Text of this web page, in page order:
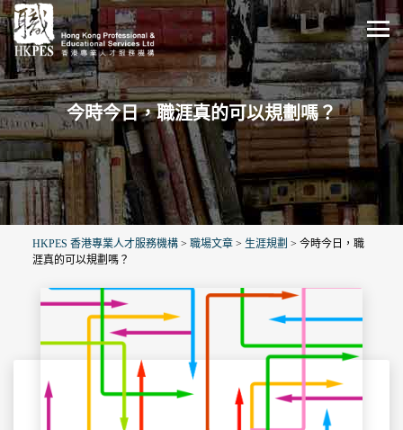
今時今日，職涯真的可以規劃嗎？
HKPES 香港專業人才服務機構 > 職場文章 > 生涯規劃 > 今時今日，職
涯真的可以規劃嗎？